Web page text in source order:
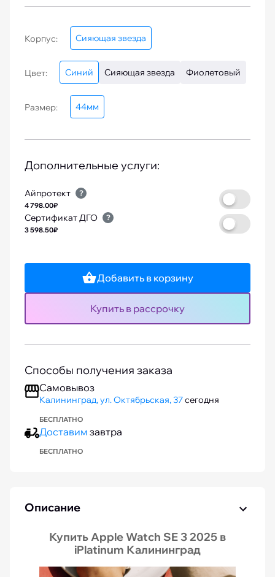
Корпус: Сияющая звезда
Цвет: Синий Сияющая звезда Фиолетовый
Размер: 44мм
Дополнительные услуги:
Айпротект ?
4 798.00₽
Сертификат ДГО ?
3 598.50₽
Добавить в корзину
Купить в рассрочку
Способы получения заказа
Самовывоз
Калининград, ул. Октябрьская, 37сегодня
БЕСПЛАТНО
Доставим завтра
БЕСПЛАТНО
Описание
Купить Apple Watch SE 3 2025 в
iPlatinum Калининград